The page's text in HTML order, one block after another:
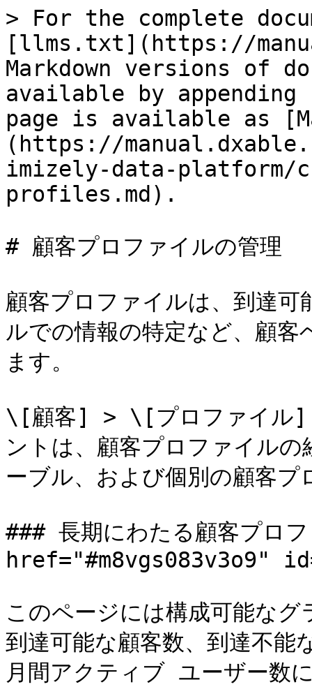
> For the complete
[llms.txt](https://
Markdown versions of
available by
page is available as
(https://
imizely-data-platform/
profiles.md).
# 顧客プロファイルの管理
顧客プロファイルは、到達
ルでの情報の特定など、顧
ます。
\[顧客] > \[プロファイル]
ントは、顧客プロファイル
ーブル、および個別の顧客
### 長期にわたる顧客プロ
href="#m8vgs083v3o9"
このページには構成可能な
到達可能な顧客数、到達不能
月間アクティブ ユーザー数